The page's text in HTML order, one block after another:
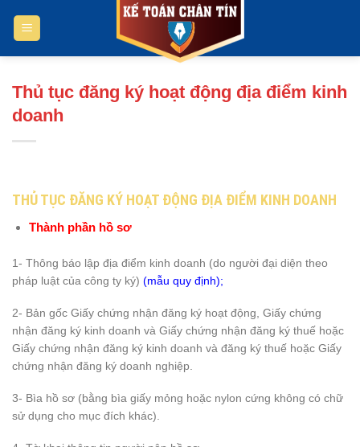
Thủ tục đăng ký hoạt động địa điểm kinh
doanh
THỦ TỤC ĐĂNG KÝ HOẠT ĐỘNG ĐỊA ĐIỂM KINH DOANH
Thành phần hồ sơ
1- Thông báo lập địa điểm kinh doanh (do người đại diện theo
pháp luật của công ty ký) (mẫu quy định);
2- Bản gốc Giấy chứng nhận đăng ký hoạt động, Giấy chứng
nhận đăng ký kinh doanh và Giấy chứng nhận đăng ký thuế hoặc
Giấy chứng nhận đăng ký kinh doanh và đăng ký thuế hoặc Giấy
chứng nhận đăng ký doanh nghiệp.
3- Bìa hồ sơ (bằng bìa giấy mỏng hoặc nylon cứng không có chữ
sử dụng cho mục đích khác).